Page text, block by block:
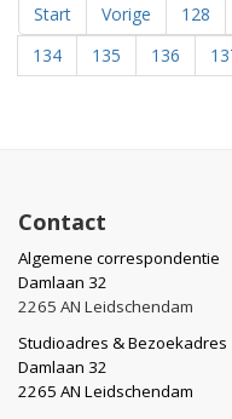
Start Vorige 128
134
135 136
Contact
Algemene correspondentie
Damlaan 32
2265 AN Leidschendam
Studioadres & Bezoekadres
Damlaan 32
2265 AN Leidschendam